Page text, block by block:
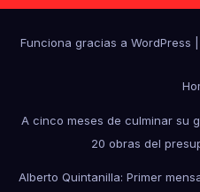
Funciona gracias a WordPress
A cinco meses de culminar su
20 obras del
Alberto Quintanilla: Primer